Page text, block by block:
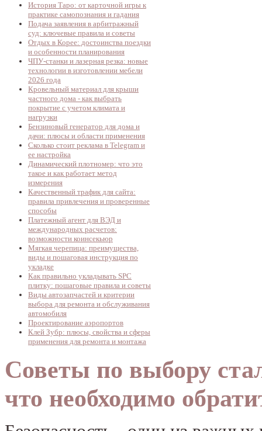
История Таро: от карточной игры к
практике самопознания и гадания
Подача заявления в арбитражный
суд: ключевые правила и советы
Отдых в Корее: достоинства поездки
и особенности планирования
ЧПУ-станки и лазерная резка: новые
технологии в изготовлении мебели
2026 года
Кровельный материал для крыши
частного дома - как выбрать
покрытие с учетом климата и
нагрузки
Бензиновый генератор для дома и
дачи: плюсы и области применения
Сколько стоит реклама в Telegram и
ее настройка
Динамический плотномер: что это
такое и как работает метод
измерения
Качественный трафик для сайта:
правила привлечения и проверенные
способы
Платежный агент для ВЭД и
международных расчетов:
возможности коинсекьюр
Мягкая черепица: преимущества,
виды и пошаговая инструкция по
укладке
Как правильно укладывать SPC
плитку: пошаговые правила и советы
Виды автозапчастей и критерии
выбора для ремонта и обслуживания
автомобиля
Проектирование аэропортов
Клей Зубр: плюсы, свойства и сферы
применения для ремонта и монтажа
Советы по выбору
что необходимо